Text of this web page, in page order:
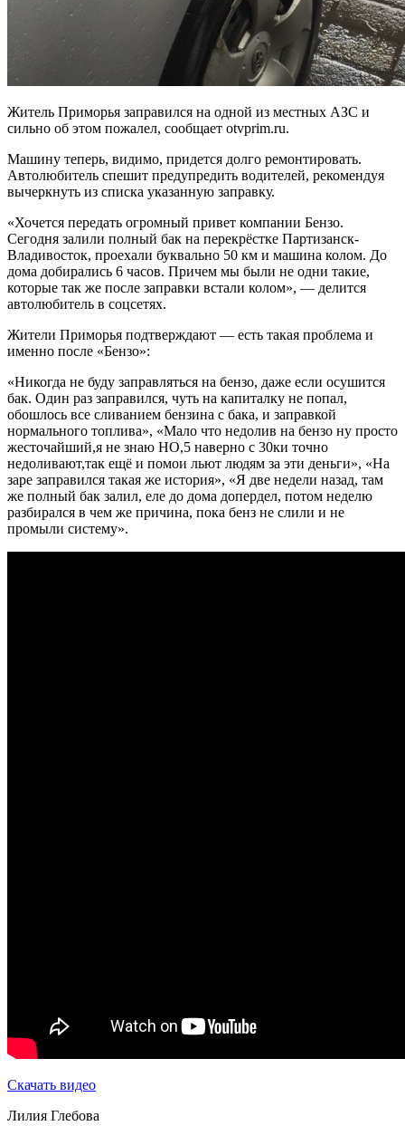
Житель Приморья заправился на одной из местных АЗС и
сильно об этом пожалел, сообщает otvprim.ru.
Машину теперь, видимо, придется долго ремонтировать.
Автолюбитель спешит предупредить водителей, рекомендуя
вычеркнуть из списка указанную заправку.
«Хочется передать огромный привет компании Бензо.
Сегодня залили полный бак на перекрёстке Партизанск-
Владивосток, проехали буквально 50 км и машина колом. До
дома добирались 6 часов. Причем мы были не одни такие,
которые так же после заправки встали колом», — делится
автолюбитель в соцсетях.
Жители Приморья подтверждают — есть такая проблема и
именно после «Бензо»:
«Никогда не буду заправляться на бензо, даже если осушится
бак. Один раз заправился, чуть на капиталку не попал,
обошлось все сливанием бензина с бака, и заправкой
нормального топлива», «Мало что недолив на бензо ну просто
жесточайший,я не знаю HO,5 наверно с 30ки точно
недоливают,так ещё и помои льют людям за эти деньги», «На
заре заправился такая же история», «Я две недели назад, там
же полный бак залил, еле до дома допердел, потом неделю
разбирался в чем же причина, пока бенз не слили и не
промыли систему».
Скачать видео
Лилия Глебова